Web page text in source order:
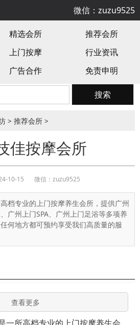
微信：zuzu9525
精选会所
推荐会所
上门按摩
行业资讯
广告合作 免责申明
搜索
> 推荐会所>
佳按摩会所
10-15 微信：zuzu9525
档专业的上门按摩养生会所，提供广州
广州上门SPA、广州上门足浴等多项养
何地方都可预约享受我们高质量的服
查看更多